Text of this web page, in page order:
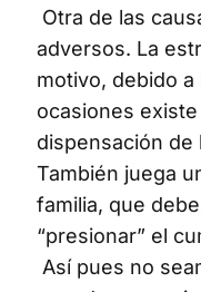
Otra de las
adversos. La
motivo, debido
ocasiones
dispensación de
También juega
familia, que
“presionar” el
Así pues no